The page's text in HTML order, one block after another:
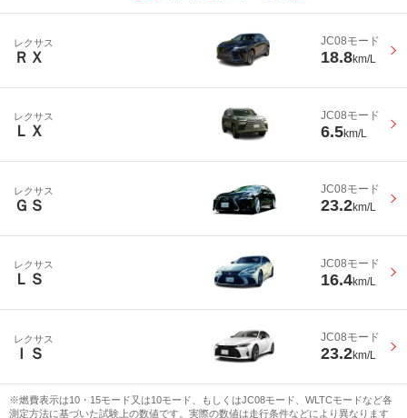
レクサス
ＲＸ
JC08モード
18.8km/L
レクサス
ＬＸ
JC08モード
6.5km/L
レクサス
ＧＳ
JC08モード
23.2km/L
レクサス
ＬＳ
JC08モード
16.4km/L
レクサス
ＩＳ
JC08モード
23.2km/L
※燃費表示は10・15モード又は10モード、もしくはJC08モード、WLTCモードなど各
測定方法に基づいた試験上の数値です。実際の数値は走行条件などにより異なります